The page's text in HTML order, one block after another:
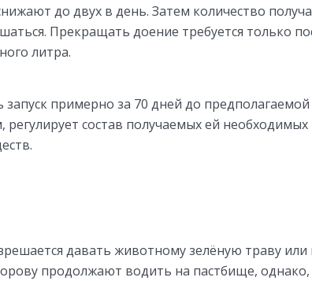
до двух в день. Затем количество
Прекращать доение требуется только
литра.
примерно за 70 дней до
регулирует состав получаемых ей
давать животному зелёную траву
продолжают водить на пастбище,